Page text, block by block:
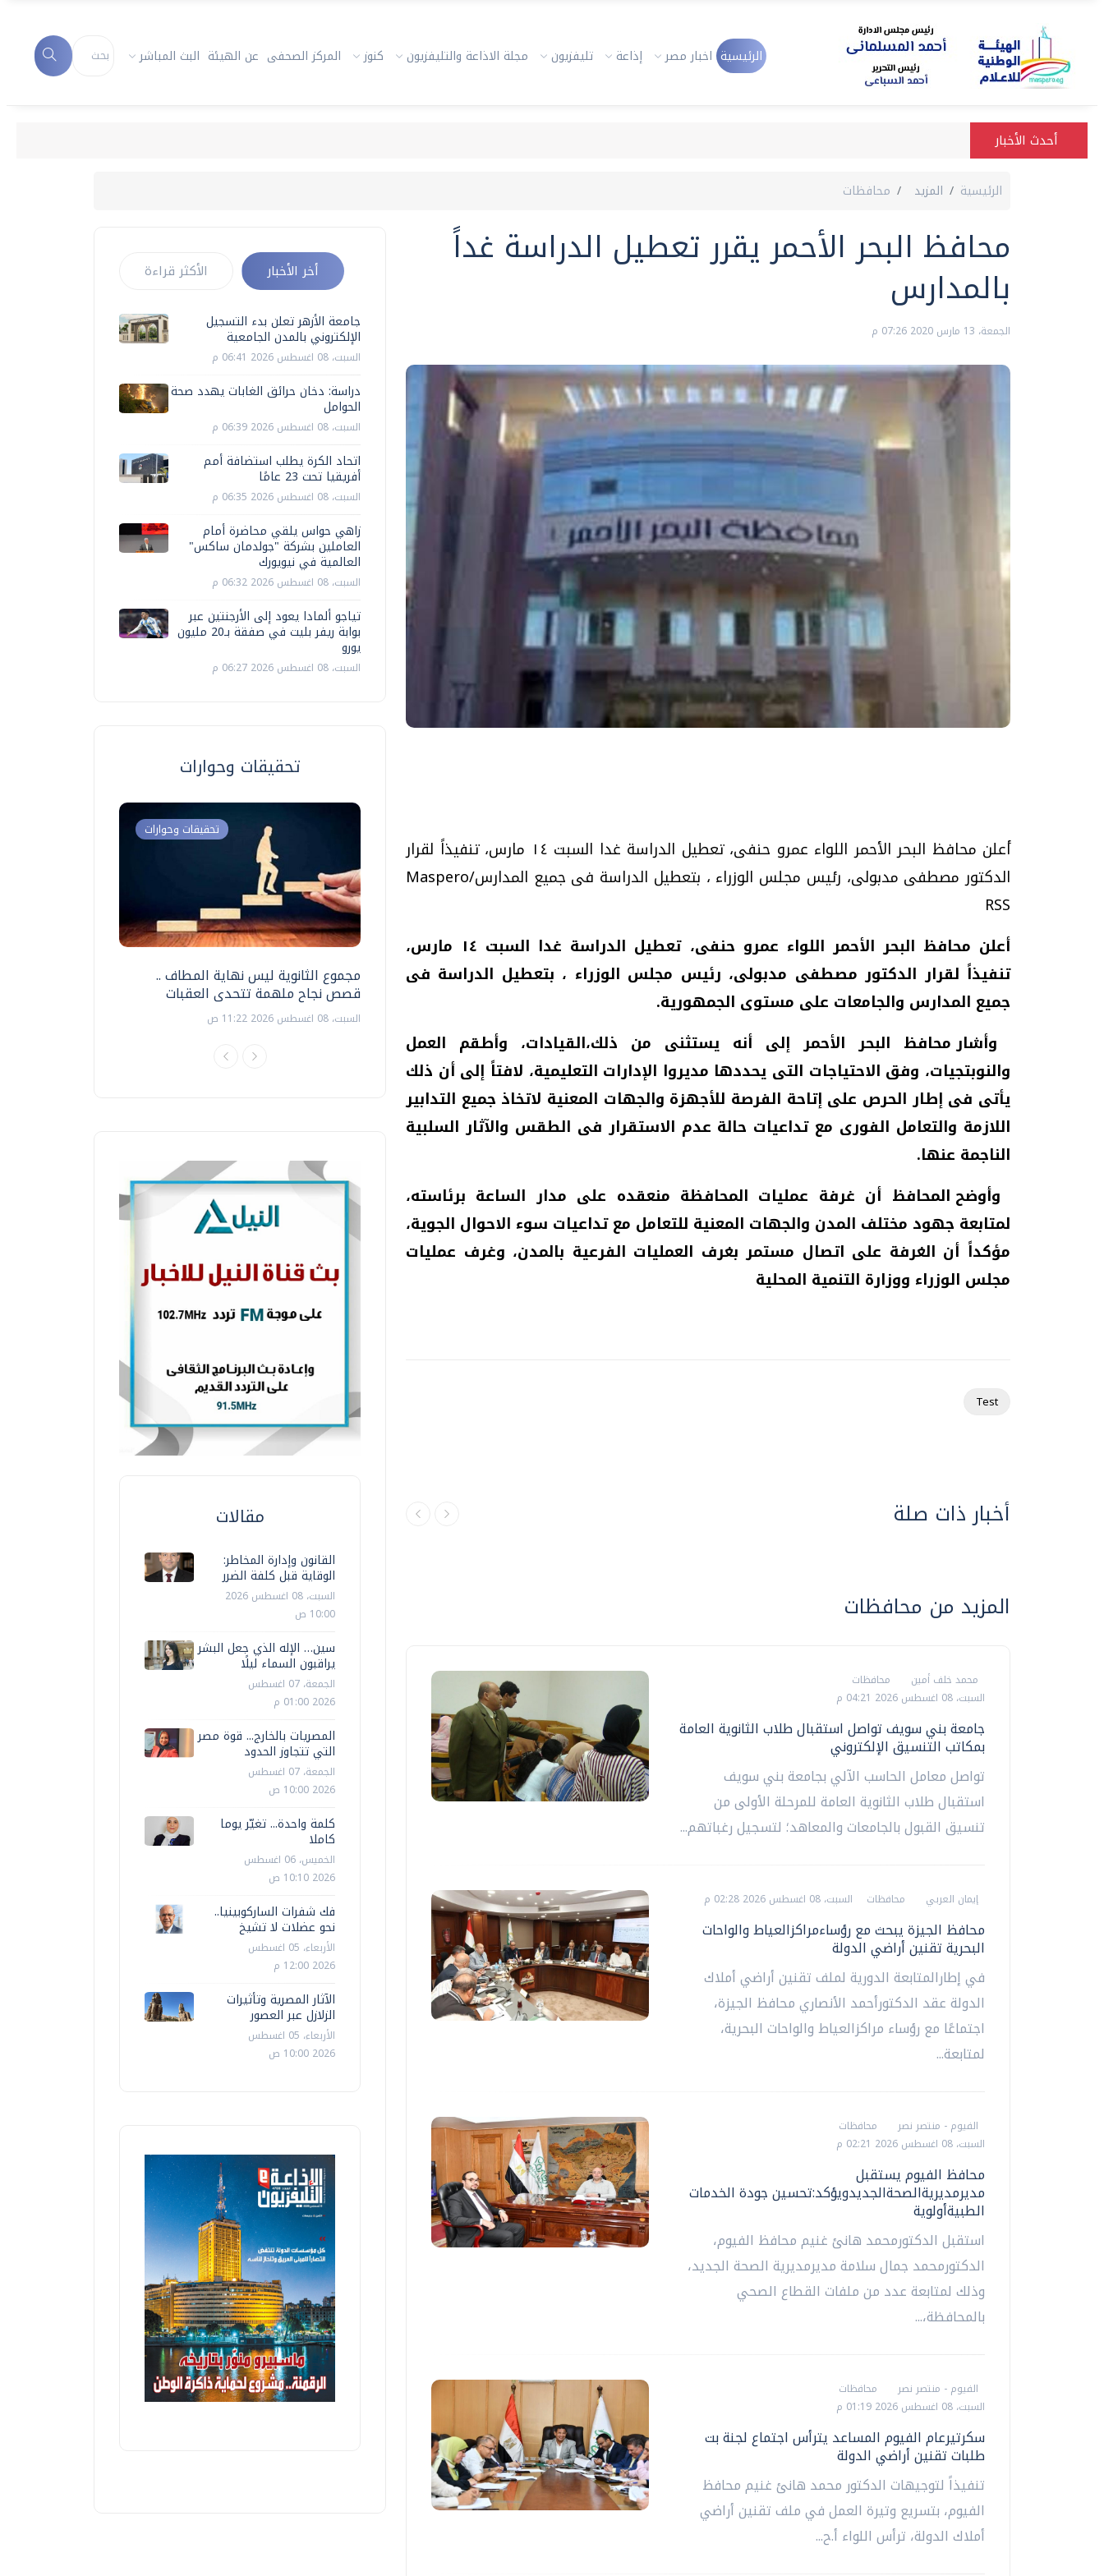
الرئيسية اخبار مصر إذاعة تليفزيون مجلة الاذاعة والتليفزيون كنوز المركز الصحفى عن الهيئة البث المباشر
أحدث الأخبار
الرئيسية المزيد محافظات
محافظ البحر الأحمر يقرر تعطيل الدراسة غداً
بالمدارس
الجمعة، 13 مارس 2020 07:26 م
أعلن محافظ البحر الأحمر اللواء عمرو حنفى، تعطيل الدراسة غدا السبت ١٤ مارس، تنفيذاً لقرار
الدكتور مصطفى مدبولى، رئيس مجلس الوزراء ، بتعطيل الدراسة فى جميع المدارس/Maspero
RSS
أعلن محافظ البحر الأحمر اللواء عمرو حنفى، تعطيل الدراسة غدا السبت ١٤ مارس،
تنفيذاً لقرار الدكتور مصطفى مدبولى، رئيس مجلس الوزراء ، بتعطيل الدراسة فى
جميع المدارس والجامعات على مستوى الجمهورية.
وأشار محافظ البحر الأحمر إلى أنه يستثنى من ذلك،القيادات، وأطقم العمل
والنوبتجيات، وفق الاحتياجات التى يحددها مديروا الإدارات التعليمية، لافتاً إلى أن ذلك
يأتى فى إطار الحرص على إتاحة الفرصة للأجهزة والجهات المعنية لاتخاذ جميع التدابير
اللازمة والتعامل الفورى مع تداعيات حالة عدم الاستقرار فى الطقس والآثار السلبية
الناجمة عنها.
وأوضح المحافظ أن غرفة عمليات المحافظة منعقده على مدار الساعة برئاسته،
لمتابعة جهود مختلف المدن والجهات المعنية للتعامل مع تداعيات سوء الاحوال الجوية،
مؤكداً أن الغرفة على اتصال مستمر بغرف العمليات الفرعية بالمدن، وغرف عمليات
مجلس الوزراء ووزارة التنمية المحلية
Test
أخبار ذات صلة
المزيد من محافظات
محمد خلف أمين
محافظات
السبت، 08 اغسطس 2026 04:21 م
جامعة بني سويف تواصل استقبال طلاب الثانوية العامة
بمكاتب التنسيق الإلكتروني
تواصل معامل الحاسب الآلي بجامعة بني سويف
استقبال طلاب الثانوية العامة للمرحلة الأولى من
تنسيق القبول بالجامعات والمعاهد؛ لتسجيل رغباتهم...
إيمان العربي محافظات السبت، 08 اغسطس 2026 02:28 م
محافظ الجيزة يبحث مع رؤساءمراكزالعياط والواحات
البحرية تقنين أراضي الدولة
في إطارالمتابعة الدورية لملف تقنين أراضي أملاك
الدولة عقد الدكتورأحمد الأنصاري محافظ الجيزة،
اجتماعًا مع رؤساء مراكزالعياط والواحات البحرية،
لمتابعة...
الفيوم - منتصر نصر
محافظات
السبت، 08 اغسطس 2026 02:21 م
محافظ الفيوم يستقبل
مديرمديريةالصحةالجديدويؤكد:تحسين جودة الخدمات
الطبيةأولوية
استقبل الدكتورمحمد هانئ غنيم محافظ الفيوم،
الدكتورمحمد جمال سلامة مديرمديرية الصحة الجديد،
وذلك لمتابعة عدد من ملفات القطاع الصحي
بالمحافظة،...
الفيوم - منتصر نصر
محافظات
السبت، 08 اغسطس 2026 01:19 م
سكرتيرعام الفيوم المساعد يترأس اجتماع لجنة بت
طلبات تقنين أراضي الدولة
تنفيذاً لتوجيهات الدكتور محمد هانئ غنيم محافظ
الفيوم، بتسريع وتيرة العمل في ملف تقنين أراضي
أملاك الدولة، ترأس اللواء أ.ح...
أخر الأخبار الأكثر قراءة
جامعة الأزهر تعلن بدء التسجيل
الإلكتروني بالمدن الجامعية
السبت، 08 اغسطس 2026 06:41 م
دراسة: دخان حرائق الغابات يهدد صحة
الحوامل
السبت، 08 اغسطس 2026 06:39 م
اتحاد الكرة يطلب استضافة أمم
أفريقيا تحت 23 عامًا
السبت، 08 اغسطس 2026 06:35 م
زاهي حواس يلقي محاضرة أمام
العاملين بشركة "جولدمان ساكس"
العالمية في نيويورك
السبت، 08 اغسطس 2026 06:32 م
تياجو ألمادا يعود إلى الأرجنتين عبر
بوابة ريفر بليت في صفقة بـ20 مليون
يورو
السبت، 08 اغسطس 2026 06:27 م
تحقيقات وحوارات
تحقيقات وحوارات
مجموع الثانوية ليس نهاية المطاف ..
قصص نجاح ملهمة تتحدى العقبات
السبت، 08 اغسطس 2026 11:22 ص
بعد إشعارات "جوجل" .. هل يمكن التنبوء دليلك للتنسيق الجامعي .. تساؤلات
وإجابات
فيديو.. الإعلام الرقمي.. تقنيات واعدة
وتحديات هائلة
مقالات
القانون وإدارة المخاطر:
الوقاية قبل كلفة الضرر
السبت، 08 اغسطس 2026
10:00 ص
سين… الإله الذي جعل البشر
يراقبون السماء ليلًا
الجمعة، 07 اغسطس
2026 01:00 م
المصريات بالخارج... قوة مصر
التي تتجاوز الحدود
الجمعة، 07 اغسطس
2026 10:00 ص
كلمة واحدة... تغيّر يوما
كاملا
الخميس، 06 اغسطس
2026 10:10 ص
فك شفرات الساركوبينيا..
نحو عضلات لا تشيخ
الأربعاء، 05 اغسطس
2026 12:00 م
الآثار المصرية وتأثيرات
الزلازل عبر العصور
الأربعاء، 05 اغسطس
2026 10:00 ص